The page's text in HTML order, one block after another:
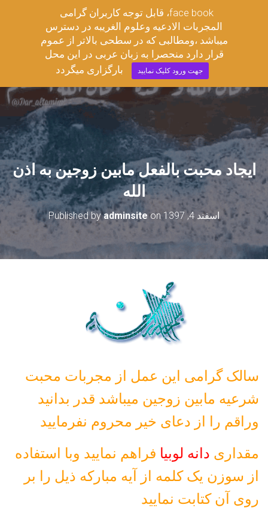
مجربات ادعیه وعلوم غریبه
E
I
A
I
ایجاد محبت بالفعل مابین زوجین به اذن
الله
Published byadminsite on اسفند 4, 1397
سالک گرامی این عمل از مجربات محبت
شرعیه مابین زوجین میباشد قدر بدانید
وراقم را از دعای خیر محروم نفرمایید
مقداری دانه لوبیا فراهم نمایید وبا استفاده
از سوزن یک کلمه از آیه مبارکه ذیل را بر
روی آن کتابت نمایید
قابل توجه کاربران گرامی ،face book
المجربات الادعیه وعلوم الغریبه در دسترس
میباشد ،ومطالبی که در سطحی بالاتر از عموم
قرار دارد منحصرا به زبان عربی در این محل
بارگزاری میگردد
جهت ورود کلیک نمایید